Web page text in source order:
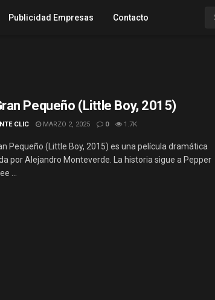
Publicidad Empresas Contacto
Pequeño (Little Boy, 2015)
CLIC MARZO 2, 2025 0 1.7K
Pequeño (Little Boy, 2015) es una película dramática
por Alejandro Monteverde. La historia sigue a Pepper
...